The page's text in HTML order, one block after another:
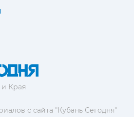
Края
с сайта "Кубань Сегодня"